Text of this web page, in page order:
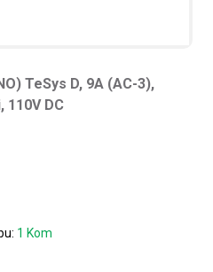
TeSys D, 9A (AC-3),
110V DC
1 Kom